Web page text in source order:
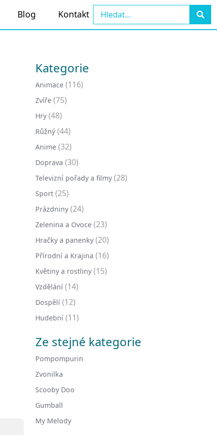
Blog Kontakt
Kategorie
Animace (116)
Zvíře (75)
Hry (48)
Růžný (44)
Anime (32)
Doprava (30)
Televizní pořady a filmy (28)
Sport (25)
Prázdniny (24)
Zelenina a Ovoce (23)
Hračky a panenky (20)
Přírodní a Krajina (16)
Květiny a rostliny (15)
Vzdělání (14)
Dospělí (12)
Hudební (11)
Ze stejné kategorie
Pompompurin
Zvonilka
Scooby Doo
Gumball
My Melody